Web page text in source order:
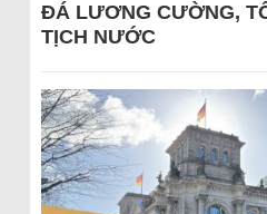
ĐÁ LƯƠNG CƯỜNG,
TỊCH NƯỚC